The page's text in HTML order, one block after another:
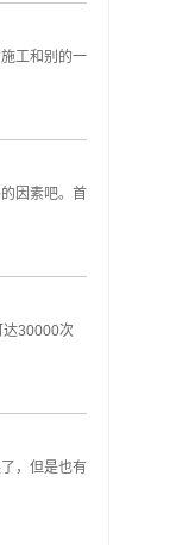
工和别的一
因素吧。首
达30000次
，但是也有